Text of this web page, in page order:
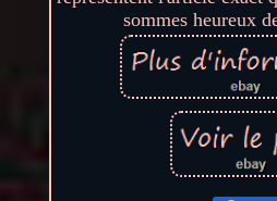
sommes heureux